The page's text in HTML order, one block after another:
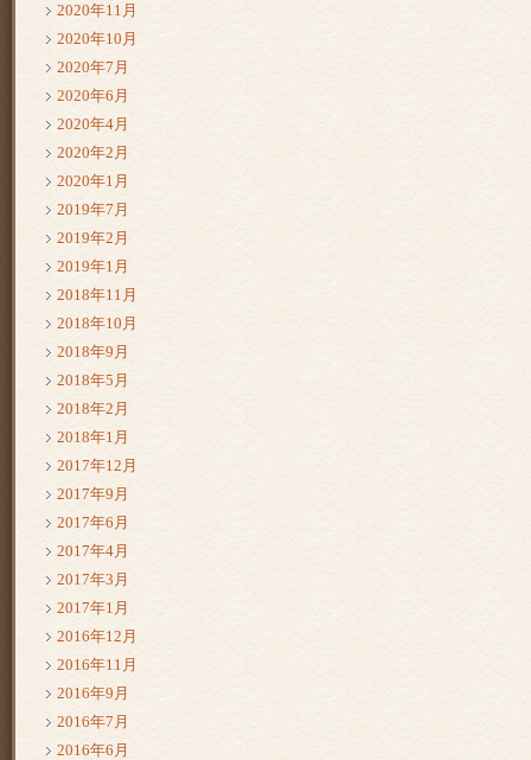
2020年11月
2020年10月
2020年7月
2020年6月
2020年4月
2020年2月
2020年1月
2019年7月
2019年2月
2019年1月
2018年11月
2018年10月
2018年9月
2018年5月
2018年2月
2018年1月
2017年12月
2017年9月
2017年6月
2017年4月
2017年3月
2017年1月
2016年12月
2016年11月
2016年9月
2016年7月
2016年6月